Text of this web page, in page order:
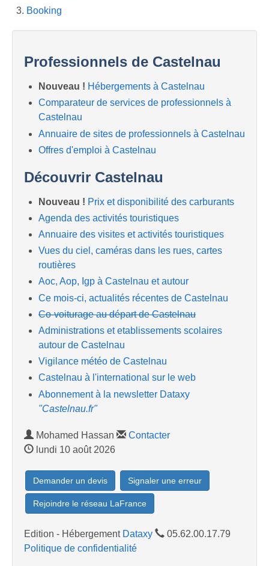
Booking
Professionnels de Castelnau
Nouveau ! Hébergements à Castelnau
Comparateur de services de professionnels à
Castelnau
Annuaire de sites de professionnels à Castelnau
Offres d'emploi à Castelnau
Découvrir Castelnau
Nouveau ! Prix et disponibilité des carburants
Agenda des activités touristiques
Annuaire des visites et activités touristiques
Vues du ciel, caméras dans les rues, cartes
routières
Aoc, Aop, Igp à Castelnau et autour
Ce mois-ci, actualités récentes de Castelnau
Co-voiturage au départ de Castelnau
Administrations et etablissements scolaires
autour de Castelnau
Vigilance météo de Castelnau
Castelnau à l'international sur le web
Abonnement à la newsletter Dataxy
"Castelnau.fr"
Mohamed Hassan
Contacter
lundi 10 août 2026
Demander un devis Signaler une erreur
Rejoindre le réseau LaFrance
Edition - Hébergement Dataxy
05.62.00.17.79
Politique de confidentialité